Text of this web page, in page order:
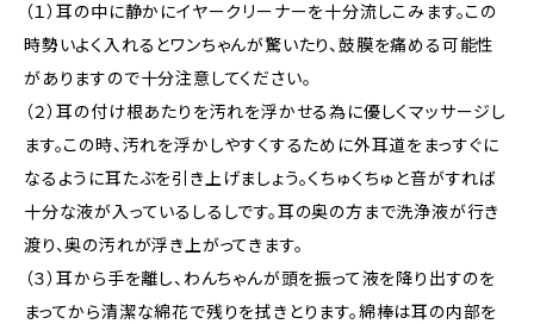
（１）耳の中に静かにイヤークリーナーを十分流しこみます。この
時勢いよく入れるとワンちゃんが驚いたり、鼓膜を痛める可能性
がありますので十分注意してください。
（２）耳の付け根あたりを汚れを浮かせる為に優しくマッサージし
ます。この時、汚れを浮かしやすくするために外耳道をまっすぐに
なるように耳たぶを引き上げましょう。くちゅくちゅと音がすれば
十分な液が入っているしるしです。耳の奥の方まで洗浄液が行き
渡り、奥の汚れが浮き上がってきます。
（３）耳から手を離し、わんちゃんが頭を振って液を降り出すのを
まってから清潔な綿花で残りを拭きとります。綿棒は耳の内部を